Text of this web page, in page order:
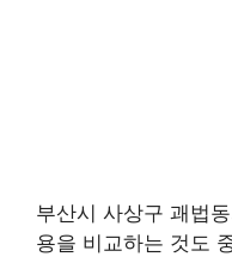
부산시 사상구 괘법
용을 비교하는 것도